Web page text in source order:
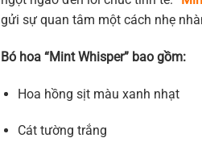
gửi sự quan tâm một cách nhẹ
Bó hoa “Mint Whisper” bao gồm:
Hoa hồng sịt màu xanh nhạt
Cát tường trắng